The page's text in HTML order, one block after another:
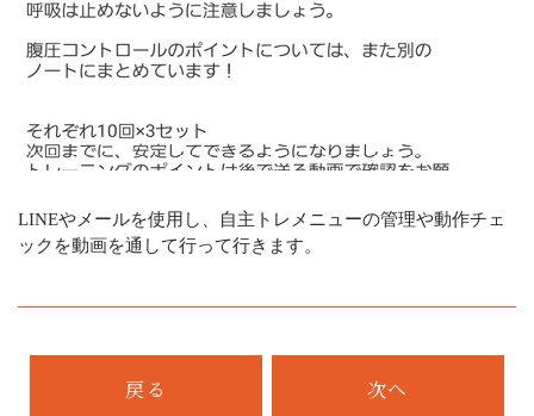
LINEやメールを使用し、自主トレメニューの管理や動作チェ
ックを動画を通して行って行きます。
戻る 次へ